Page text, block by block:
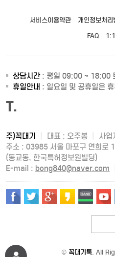
서비스이용약관 개인정보처리
FAQ
상담시간: 평일 09:00 ~ 18:00
휴일안내 : 일요일 및 공휴일은
T.
주)꼭대기 대표 : 오주봉 사
주소 : 03985 서울 마포구 연희로
(동교동, 한국특허정보원빌딩)
E-mail : bong840@naver.com
© 꼭대기톡. All